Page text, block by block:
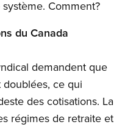
Comment?
du Canada
demandent que
doublées, ce qui
des cotisations. La
régimes de retraite et